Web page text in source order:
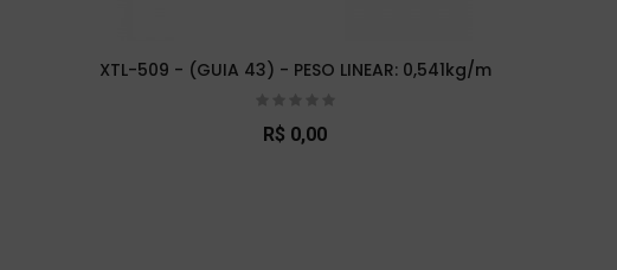
XTL-509 - (GUIA 43) - PESO LINEAR: 0,541kg/m
R$ 0,00